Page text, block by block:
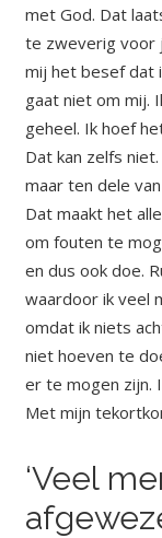
met God. Dat
te zweverig voor
mij het besef dat
gaat niet om mij.
geheel. Ik hoef
Dat kan zelfs
maar ten dele
Dat maakt het
om fouten te
en dus ook doe.
waardoor ik veel
omdat ik niets
niet hoeven te
er te mogen zijn.
Met mijn
‘Veel